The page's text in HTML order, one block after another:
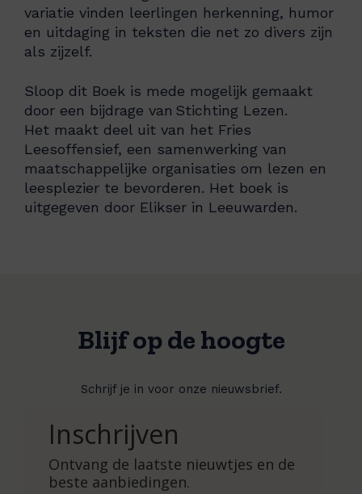
variatie vinden leerlingen herkenning, humor
en uitdaging in teksten die net zo divers zijn
als zijzelf.
Sloop dit Boek is mede mogelijk gemaakt
door een bijdrage van Stichting Lezen.
Het maakt deel uit van het Fries
Leesoffensief, een samenwerking van
maatschappelijke organisaties om lezen en
leesplezier te bevorderen. Het boek is
uitgegeven door Elikser in Leeuwarden.
Blijf op de hoogte
Schrijf je in voor onze nieuwsbrief.
Inschrijven
Ontvang de laatste nieuwtjes en de
beste aanbiedingen.